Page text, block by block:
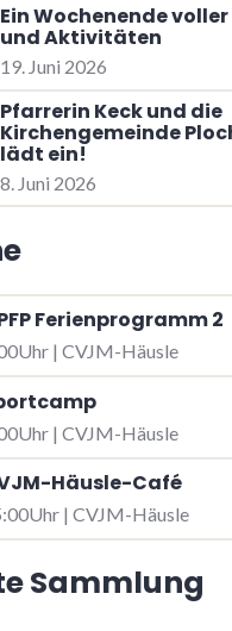
Ein Wochenende
und Aktivitäten
19. Juni 2026
Pfarrerin Keck und die
Kirchengemeinde
lädt ein!
8. Juni 2026
Ferienprogramm 2
| CVJM-Häusle
| CVJM-Häusle
Häusle-Café
| CVJM-Häusle
Sammlung